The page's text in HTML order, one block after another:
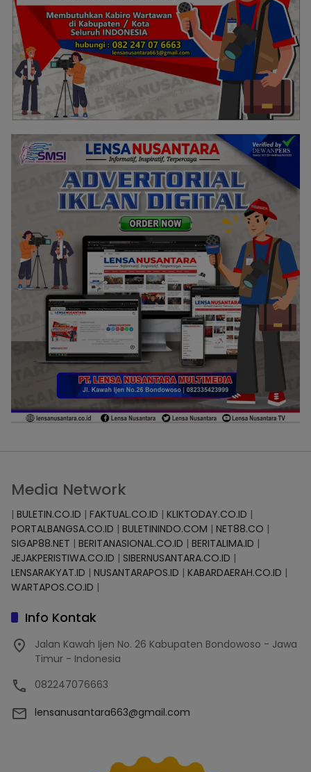
Media Network
| BULETIN.CO.ID | FAKTUAL.CO.ID | KLIKTODAY.CO.ID |
PORTALBANGSA.CO.ID | BULETININDO.COM | NET88.CO |
SIGAP88.NET | BERITANASIONAL.CO.ID | BERITALIMA.ID |
JEJAKPERISTIWA.CO.ID | SIBERNUSANTARA.CO.ID |
LENSARAKYAT.ID | NUSANTARAPOS.ID | KABARDAERAH.CO.ID |
WARTAPOS.CO.ID |
Info Kontak
Jalan Kawah Ijen No. 26 Kabupaten Bondowoso - Jawa
Timur - Indonesia
082247076663
lensanusantara663@gmail.com